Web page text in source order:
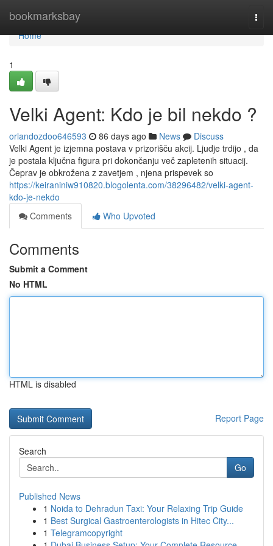
bookmarksbay
Home
Home
1
Velki Agent: Kdo je bil nekdo ?
orlandozdoo646593 86 days ago News
Discuss
Velki Agent je izjemna postava v prizorišču akcij. Ljudje trdijo , da
je postala ključna figura pri dokončanju več zapletenih situacij.
Čeprav je obkrožena z zavetjem , njena prispevek so
https://keiraniniw910820.blogolenta.com/38296482/velki-agent-
kdo-je-nekdo
Comments
Who Upvoted
Comments
Submit a Comment
No HTML
HTML is disabled
Report Page
Search
Go
Published News
1 Noida to Dehradun Taxi: Your Relaxing Trip Guide
1 Best Surgical Gastroenterologists in Hitec City...
1 Telegramcopyright